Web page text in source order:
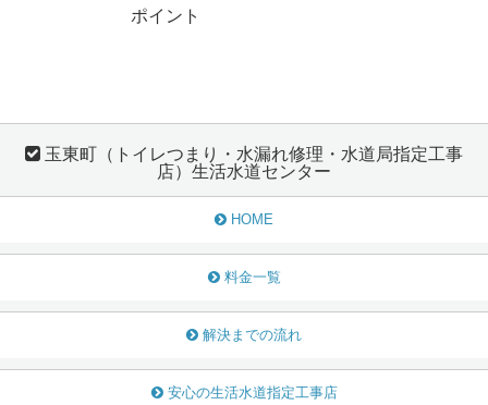
ポイント
玉東町（トイレつまり・水漏れ修理・水道局指定工事
店）生活水道センター
HOME
料金一覧
解決までの流れ
安心の生活水道指定工事店